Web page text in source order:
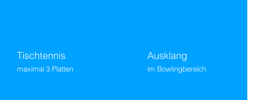
Tischtennis
maximal 3 Platten
Ausklang
im Bowlingbereich